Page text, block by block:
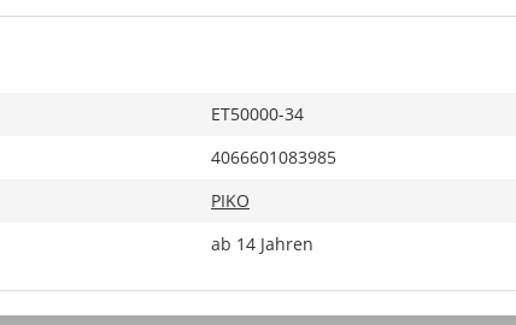
ET50000-34
4066601083985
PIKO
ab 14 Jahren